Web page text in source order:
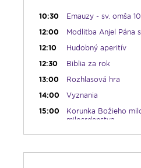
10:30
Emauzy - sv. omša
12:00
Modlitba Anjel Pána
12:10
Hudobný aperitív
12:30
Biblia za rok
13:00
Rozhlasová hra
14:00
Vyznania
15:00
Korunka Božieho
milosrdenstva
15:30
Svetlo nádeje
16:00
Piesne na želanie